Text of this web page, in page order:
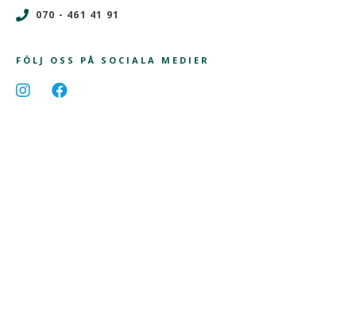
070 - 461 41 91
FÖLJ OSS PÅ SOCIALA MEDIER